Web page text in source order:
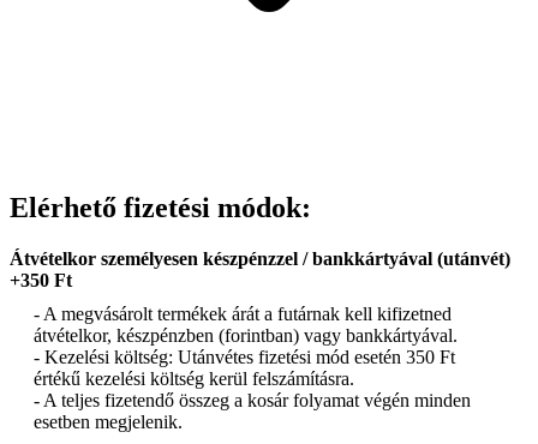
Elérhető fizetési módok:
Átvételkor személyesen készpénzzel / bankkártyával (utánvét)
+350 Ft
- A megvásárolt termékek árát a futárnak kell kifizetned
átvételkor, készpénzben (forintban) vagy bankkártyával.
- Kezelési költség: Utánvétes fizetési mód esetén 350 Ft
értékű kezelési költség kerül felszámításra.
- A teljes fizetendő összeg a kosár folyamat végén minden
esetben megjelenik.